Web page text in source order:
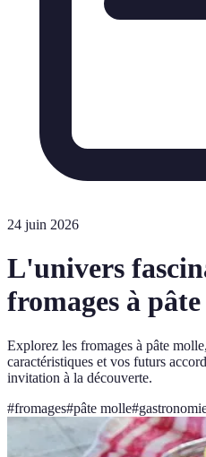
24 juin 2026
L'univers
fromages à
Explorez les fromages à pâte
caractéristiques et vos futurs
invitation à la découverte.
#fromages#pâte molle#